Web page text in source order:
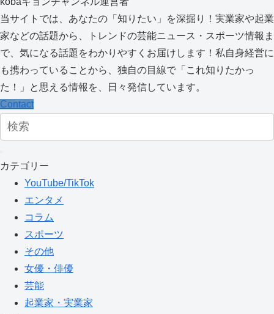
当サイトでは、あなたの「知りたい」を深掘り！実業家や起業
家などの話題から、トレンドの芸能ニュース・スポーツ情報ま
で、気になる話題をわかりやすくお届けします！私自身経営に
も携わっていることから、独自の目線で「これ知りたかっ
た！」と思える情報を、日々発信しています。
Contact
カテゴリー
YouTube/TikTok
エンタメ
コラム
スポーツ
その他
女優・俳優
芸能
起業家・実業家